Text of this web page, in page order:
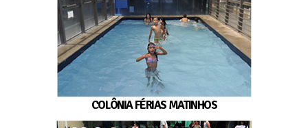
COLÔNIA FÉRIAS MATINHOS